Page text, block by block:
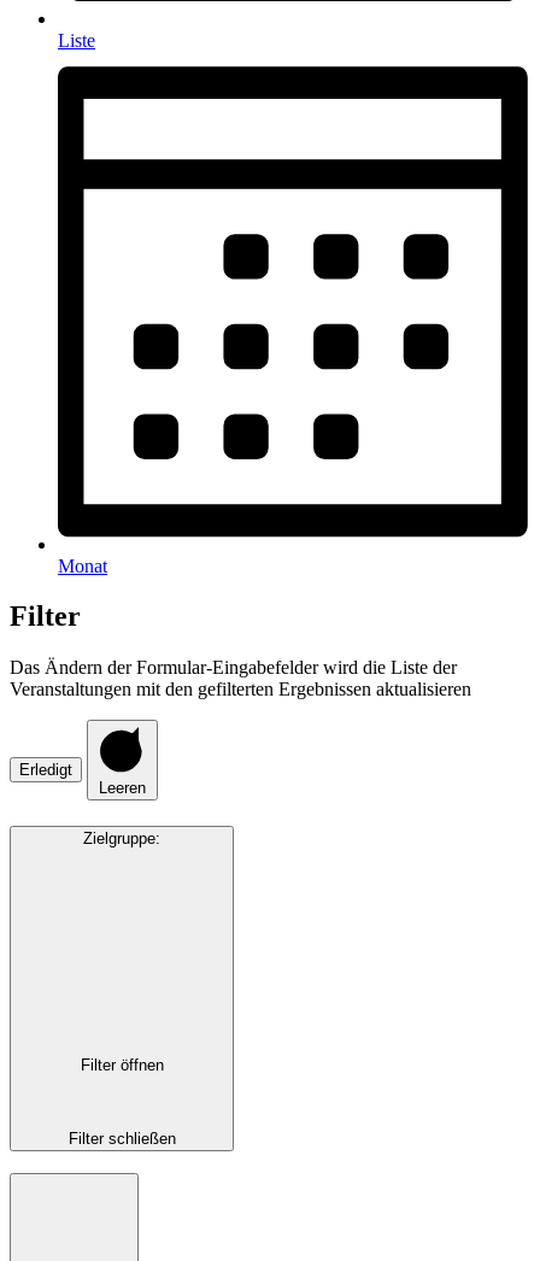
Liste
Monat
Filter
Das Ändern der Formular-Eingabefelder wird die Liste der
Veranstaltungen mit den gefilterten Ergebnissen aktualisieren
Erledigt
Leeren
Zielgruppe:
Filter öffnen
Filter schließen